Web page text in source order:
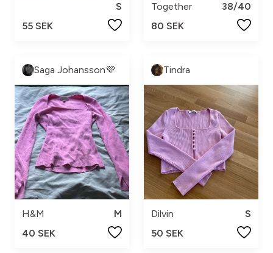
S
55 SEK
Together
38/40
80 SEK
Saga Johansson💜
H&M
M
40 SEK
Tindra
Dilvin
S
50 SEK